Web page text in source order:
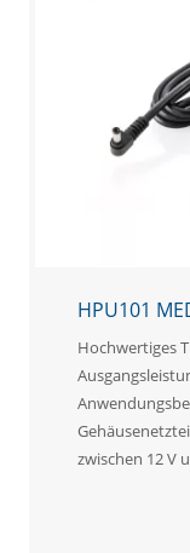
HPU101
Hochwertiges
zwischen 12 V